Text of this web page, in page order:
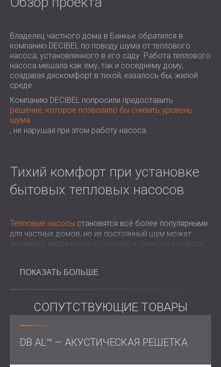
ЗВУКОИЗОЛЯЦИЯ И АКУСТИКА ДЛЯ
ЗВУКОИЗОЛЯЦИЯ И АКУСТИЧЕСКИЕ
РЕШЕНИЯ ДЛЯ ТОРГОВЫХ
ПОМЕЩЕНИЙ
ЗВУКОИЗОЛЯЦИЯ И АКУСТИКА ДЛЯ
ОБРАЗОВАТЕЛЬНЫХ УЧРЕЖДЕНИЙ
SOUND INSULATION AND ACOUSTICS
FOR HEALTH CARE FACILITIES
ЗВУКОИЗОЛЯЦИОННЫЕ И
АКУСТИЧЕСКИЕ РЕШЕНИЯ ДЛЯ
АКУСТИЧЕСКИЕ РЕШЕНИЯ ДЛЯ
ЦЕНТРОВ ОБРАБОТКИ ДАННЫХ
ROMÂNIA (RO)
FINLAND (FI)
USA (US)
SOUTH AFRICA (ZA)
Владелец частного дома в Банкье обратился в
компанию DECIBEL по поводу шума от теплового
насоса, установленного в его саду. Работа теплового
насоса мешала как ему, так и соседнему дому,
создавая дискомфорт в тихой, казалось бы, жилой
среде.
Компанию DECIBEL попросили предоставить
решение, которое позволило бы снизить уровень
шума
, не нарушая при этом работу насоса.
Тихий комфорт при установке
бытовых тепловых насосов
Тепловые насосы становятся всё более популярными
для частных домов, но их постоянный шум может
вызывать напряжение у соседей и снижать комфорт
позволяет сохранить преимущества устойчивого
тишину и покой жильцов.
Испытание
ПОКАЗАТЬ БОЛЬШЕ
СОПУТСТВУЮЩИЕ ТОВАРЫ
DB AL™ — АКУСТИЧЕСКАЯ РЕШЕТКА